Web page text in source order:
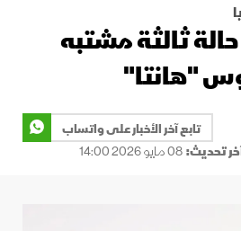
ثالثة مشتبه
"هانتا"
تابع آخر الأخبار على واتساب
تحديث:08 مايو 2026 14:00